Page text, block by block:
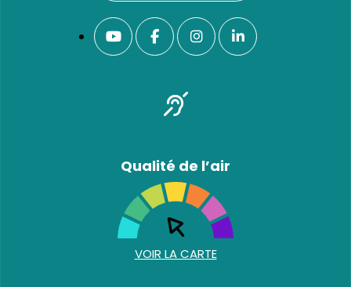
Qualité de l’air
VOIR LA CARTE